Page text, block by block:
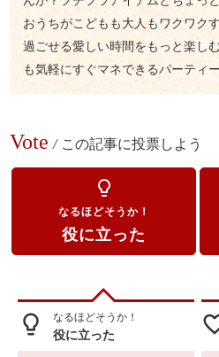
おうちがこどもも大人もワクワク
過ごせる愛しい時間をもっと楽し
も気軽にすぐマネできるパーティ
Vote / この記事に投票しよう
lightbulb_outline
なるほどそうか！
役に立った
lightbulb_outline なるほどそうか！
役に立った